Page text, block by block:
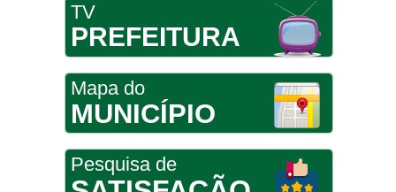
TV
PREFEITURA
Mapa do
MUNICÍPIO
Pesquisa de